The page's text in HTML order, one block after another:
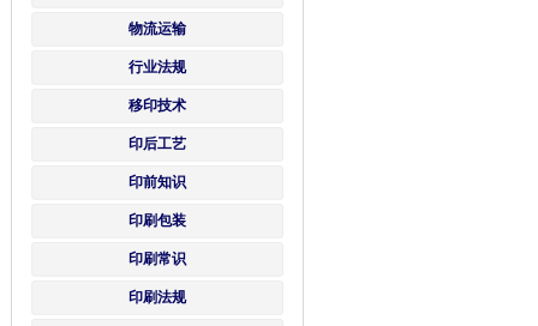
物流运输
行业法规
移印技术
印后工艺
印前知识
印刷包装
印刷常识
印刷法规